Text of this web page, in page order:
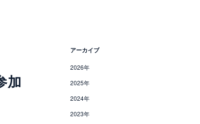
加
アーカイブ
2026年
2025年
2024年
2023年